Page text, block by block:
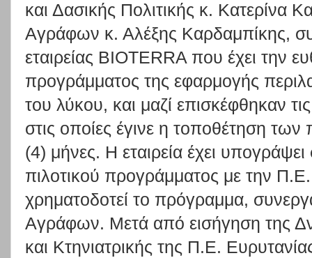
και Δασικής Πολιτικής κ. Κατερίνα
Αγράφων κ. Αλέξης Καρδαμπίκης,
εταιρείας BIOTERRA που έχει την
προγράμματος της εφαρμογής
του λύκου, και μαζί επισκέφθηκαν
στις οποίες έγινε η τοποθέτηση των
(4) μήνες. Η εταιρεία έχει
πιλοτικού προγράμματος με την
χρηματοδοτεί το πρόγραμμα,
Αγράφων. Μετά από εισήγηση της
και Κτηνιατρικής της Π.Ε.